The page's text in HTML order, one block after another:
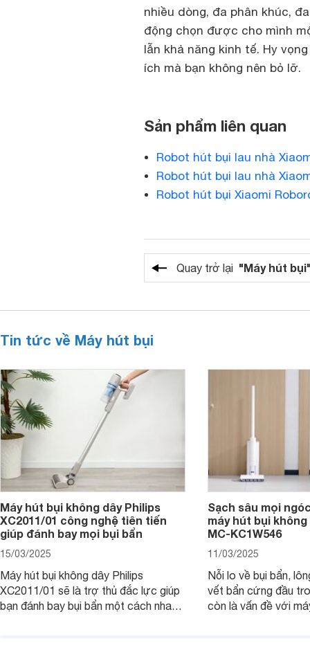
nhiều dòng, đa phân khúc,
động chọn được cho mình
lẫn khả năng kinh tế. Hy
ích mà bạn không nên bỏ lỡ.
Sản phẩm liên quan
Robot hút bụi lau nhà
Robot hút bụi lau nhà
Robot hút bụi Xiaomi
Quay trở lại "Máy hút
Tin tức về Máy hút bụi
Máy hút bụi không dây Philips
XC2011/01 công nghệ tiên tiến
giúp đánh bay mọi bụi bẩn
15/03/2025
Máy hút bụi không dây Philips
XC2011/01 sẽ là trợ thủ đắc lực giúp
bạn đánh bay bụi bẩn một cách nhanh
Sạch sâu mọi
máy hút bụi
MC-KC1W546
11/03/2025
Nỗi lo về bụi bẩn,
vết bẩn cứng đầu
còn là vấn đề với